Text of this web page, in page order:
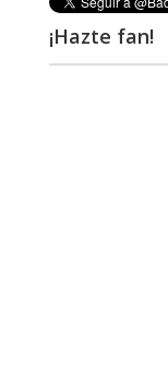
¡Hazte fan!